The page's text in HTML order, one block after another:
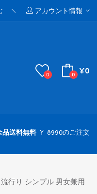
アカウント情報
0 0 ¥0
品送料無料￥ 8990のご注文
行り シンプル 男女兼用